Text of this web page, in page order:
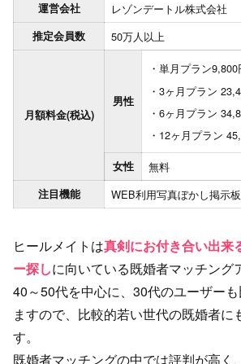
運営会社 レゾンデートル株式会社
推定会員数 50万人以上
月額料金(税込)
男性
単月プラン9,800
3ヶ月プラン
6ヶ月プラン
12ヶ月プラン
女性 無料
注目機能 WEB利用写真ぼかし掲示板
ヒールメイトは真剣にお付き合い出来
ー探しに向いている既婚者マッチング
40～50代を中心に、30代のユーザー
ますので、比較的若い世代の既婚者に
す。
既婚者マッチングの中では評判が高く